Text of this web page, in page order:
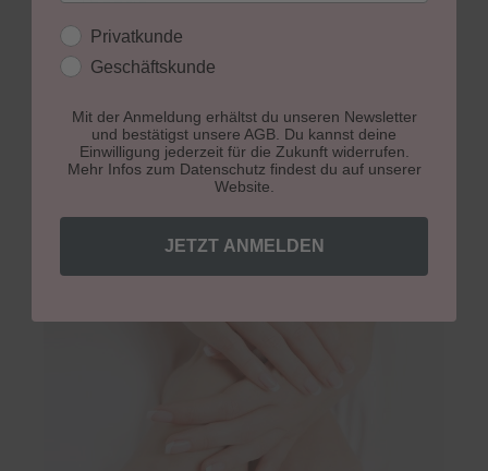
Theorie
kosmetische Fußpflege
Diabetischer Fuß - in der Theorie!
Spangentechnik
JETZT ANFRAGEN
Kundengruppe
Privatkunde
Geschäftskunde
Mit der Anmeldung erhältst du unseren Newsletter
und bestätigst unsere AGB. Du kannst deine
Einwilligung jederzeit für die Zukunft widerrufen.
Mehr Infos zum Datenschutz findest du auf unserer
Website.
JETZT ANMELDEN